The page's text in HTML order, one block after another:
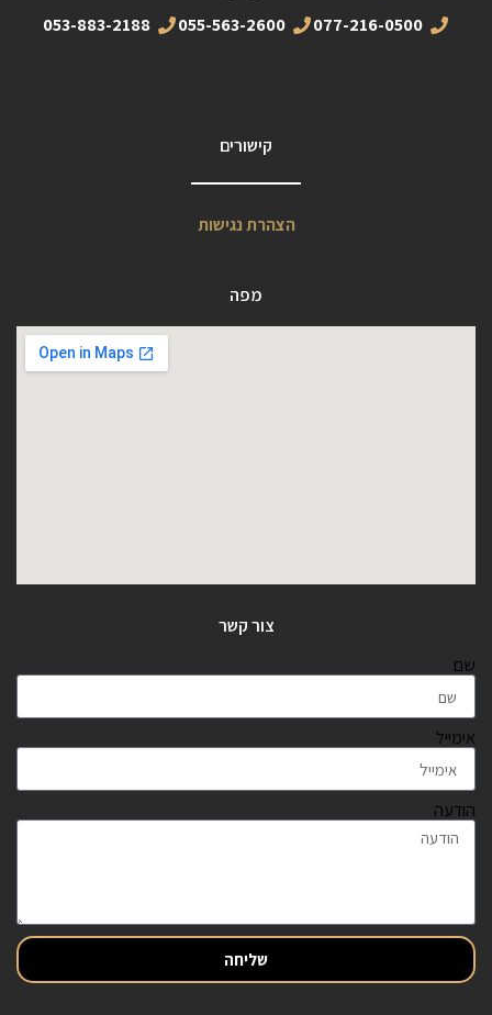
077-216-0500
055-563-2600
053-883-2188
קישורים
הצהרת נגישות
מפה
צור קשר
שם
אימייל
הודעה
שליחה